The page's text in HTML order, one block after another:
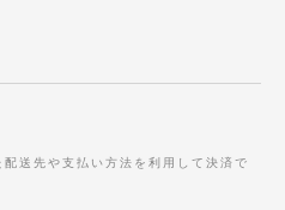
送先や支払い方法を利用して決済で